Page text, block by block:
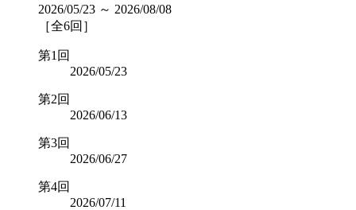
2026/05/23 ～ 2026/08/08
［全6回］
第1回
2026/05/23
第2回
2026/06/13
第3回
2026/06/27
第4回
2026/07/11